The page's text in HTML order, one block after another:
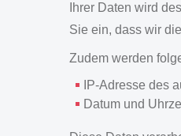
Ihrer Daten wird
Sie ein, dass wir
Zudem werden
IP-Adresse des
Datum und